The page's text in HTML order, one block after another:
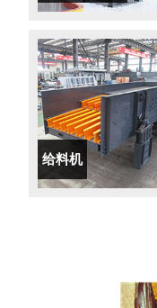
给料机